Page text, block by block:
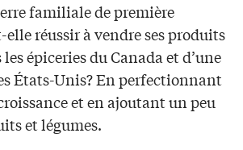
familiale de première
réussir à vendre ses produits
épiceries du Canada et d’une
États-Unis? En perfectionnant
et en ajoutant un peu
et légumes.